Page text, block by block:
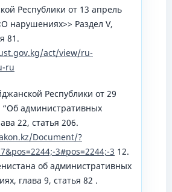
Республики от 13 апрель
нарушениях>> Раздел V,
81.
act/view/ru-
ru
Республики от 29
“Об административных
22, статья 206.
Document/?
3#pos=2244;-3 12.
об административных
глава 9, статья 82 .